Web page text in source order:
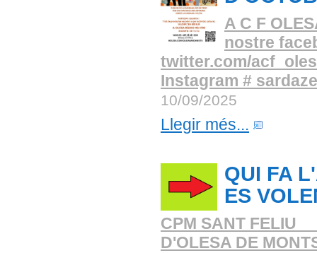
A C F
nostre
twitter.com/
Instagram #
10/09/2025
Llegir més...
QUI FA
ES
CPM SANT FELIU
D'OLESA DE